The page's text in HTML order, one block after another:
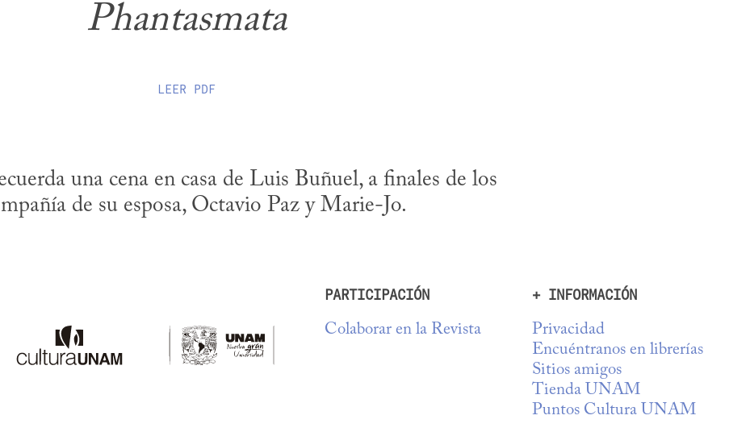
Phantasmata
LEER PDF
una cena en casa de Luis Buñuel, a finales de los
de su esposa, Octavio Paz y Marie-Jo.
PARTICIPACIÓN
Colaborar en la Revista
+ INFORMACIÓN
Privacidad
Encuéntranos en librerías
Sitios amigos
Tienda UNAM
Puntos Cultura UNAM